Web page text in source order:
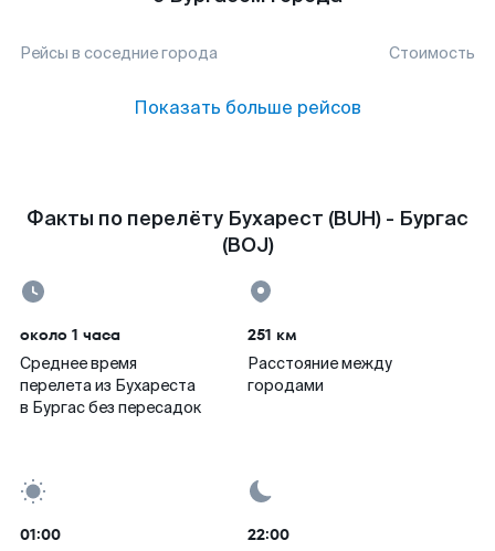
Рейсы в соседние города Стоимость
Показать больше рейсов
Факты по перелёту Бухарест (BUH) - Бургас
(BOJ)
около 1 часа
Среднее время
перелета из Бухареста
в Бургас без пересадок
251 км
Расстояние между
городами
01:00 22:00